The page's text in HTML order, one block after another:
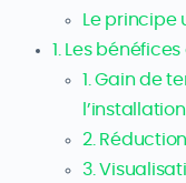
Le
1. Les
1. Gain de
l’installation
2.
3.